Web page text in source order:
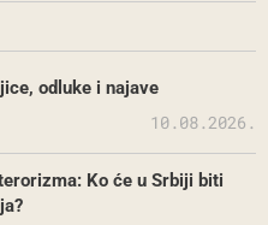
odluke i najave
10.08.2026.
Ko će u Srbiji biti